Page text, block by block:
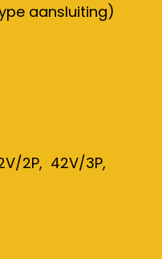
aansluiting)
2P, 42V/3P,